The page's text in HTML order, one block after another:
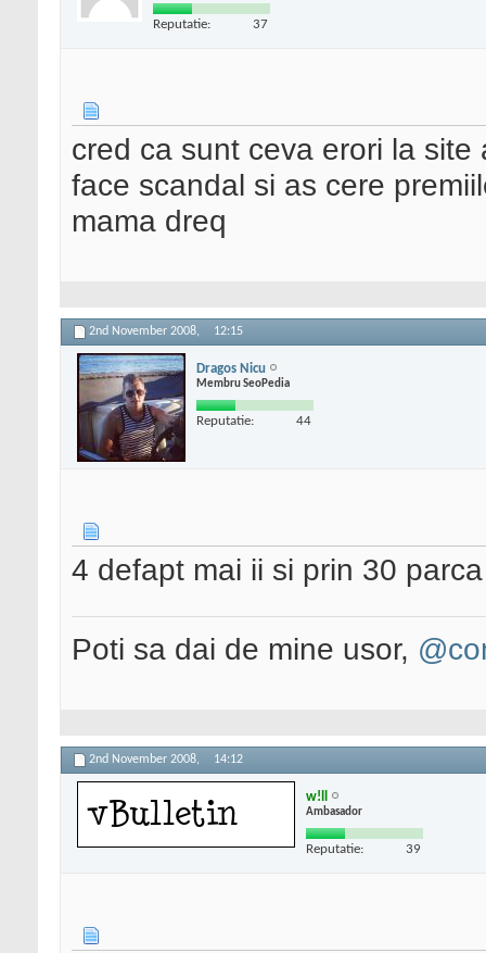
Reputatie: 37
cred ca sunt ceva erori la
face scandal si as cere
mama dreq
2nd November 2008, 12:15
Dragos Nicu
Membru SeoPedia
Reputatie: 44
4 defapt mai ii si prin 30
Poti sa dai de mine usor,
2nd November 2008, 14:12
w!ll
Ambasador
Reputatie: 39